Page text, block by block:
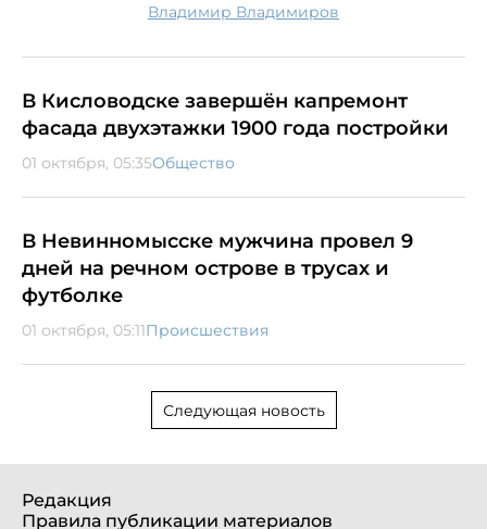
Владимир Владимиров
В Кисловодске завершён капремонт
фасада двухэтажки 1900 года постройки
01 октября, 05:35Общество
В Невинномысске мужчина провел 9
дней на речном острове в трусах и
футболке
01 октября, 05:11Происшествия
Следующая новость
Редакция
Правила публикации материалов